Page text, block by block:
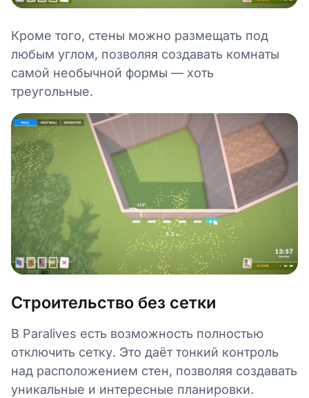
Кроме того, стены можно размещать под
любым углом, позволяя создавать комнаты
самой необычной формы — хоть
треугольные.
Строительство без сетки
В Paralives есть возможность полностью
отключить сетку. Это даёт тонкий контроль
над расположением стен, позволяя создавать
уникальные и интересные планировки.